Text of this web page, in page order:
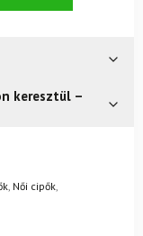
keresztül –
– a terméket
indoklás nélkül.
Női cipők